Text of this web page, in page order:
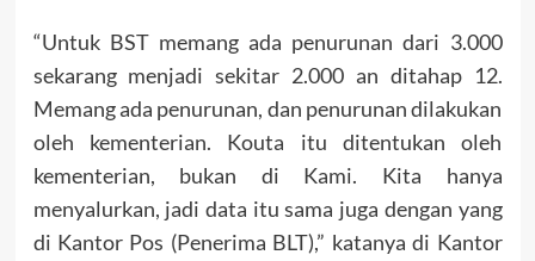
“Untuk BST memang ada penurunan dari 3.000
sekarang menjadi sekitar 2.000 an ditahap 12.
Memang ada penurunan, dan penurunan dilakukan
oleh kementerian. Kouta itu ditentukan oleh
kementerian, bukan di Kami. Kita hanya
menyalurkan, jadi data itu sama juga dengan yang
di Kantor Pos (Penerima BLT),” katanya di Kantor